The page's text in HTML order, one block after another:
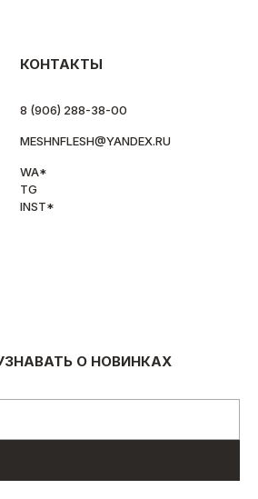
КОНТАКТЫ
8 (906) 288-38-00
MESHNFLESH@YANDEX.RU
WA*
TG
INST*
О НОВИНКАХ